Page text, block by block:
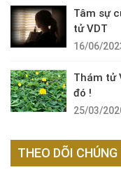
Tâm sự
tử VDT
16/06/
Thám tử
đó !
25/03/
THEO DÕI